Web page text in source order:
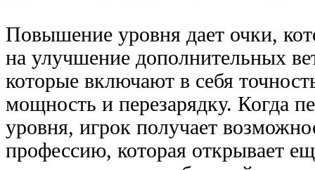
Повышение уровня дает очки,
на улучшение дополнительных
которые включают в себя
мощность и перезарядку. Когда
уровня, игрок получает
профессию, которая открывает